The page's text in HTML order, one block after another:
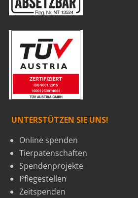
UNTERSTÜTZEN SIE UNS!
Online spenden
Tierpatenschaften
Spendenprojekte
Pflegestellen
Zeitspenden